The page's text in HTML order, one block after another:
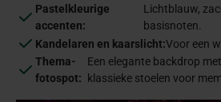
Pastelkleurige
accenten:
Lichtblauw,
basisnoten.
Kandelaren en kaarslicht:Voor een
Thema-
fotospot:
Een elegante backdrop
klassieke stoelen voor